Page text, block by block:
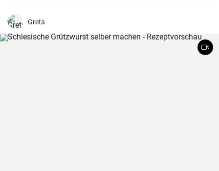
saftig frittiert werden sie nachher in Zimtzucker gewälzt und frisch
genossen.
Greta